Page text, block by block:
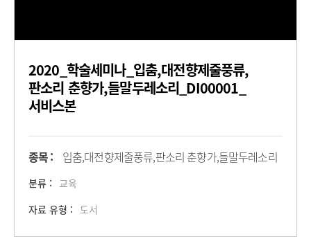
2020_학술세미나_입춤,대전향제줄풍류,
판소리 춘향가,들말두레소리_DI00001_
서비스본
종목 : 입춤,대전향제줄풍류,판소리 춘향가,들말두레소리
분류 : 교육
자료 유형 : 도서